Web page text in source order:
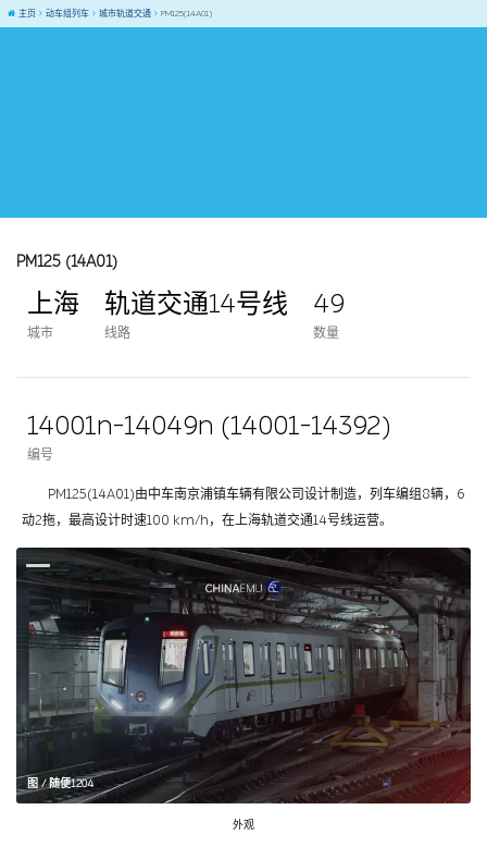
主页 动车组列车 城市轨道交通 PM125(14A01)
PM125 (14A01)
上海
城市
轨道交通14号线
线路
49
数量
14001n-14049n (14001-14392)
编号
PM125(14A01)由中车南京浦镇车辆有限公司设计制造，列车编组8辆，6
动2拖，最高设计时速100 km/h，在上海轨道交通14号线运营。
图 / 随便1204
外观